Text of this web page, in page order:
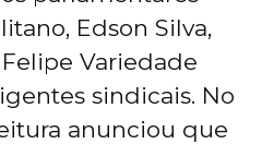
Edson Silva,
Variedade
sindicais. No
anunciou que